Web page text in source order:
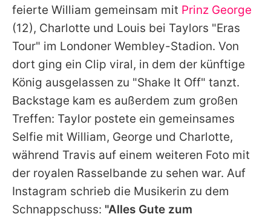
feierte William gemeinsam mit Prinz George
(12), Charlotte und Louis bei Taylors "Eras
Tour" im Londoner Wembley-Stadion. Von
dort ging ein Clip viral, in dem der künftige
König ausgelassen zu "Shake It Off" tanzt.
Backstage kam es außerdem zum großen
Treffen: Taylor postete ein gemeinsames
Selfie mit William, George und Charlotte,
während Travis auf einem weiteren Foto mit
der royalen Rasselbande zu sehen war. Auf
Instagram schrieb die Musikerin zu dem
Schnappschuss: "Alles Gute zum